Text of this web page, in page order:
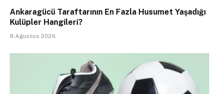
Ankaragücü Taraftarının En Fazla Husumet Yaşadığı
Kulüpler Hangileri?
8 Ağustos 2026